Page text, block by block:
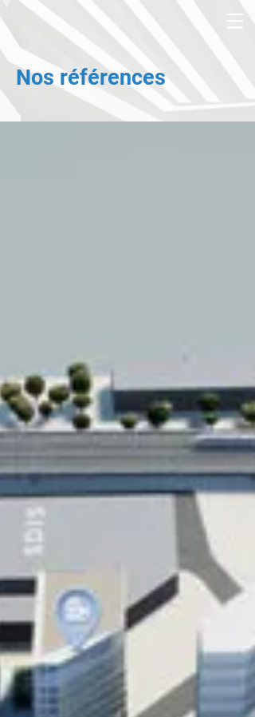
Nos références